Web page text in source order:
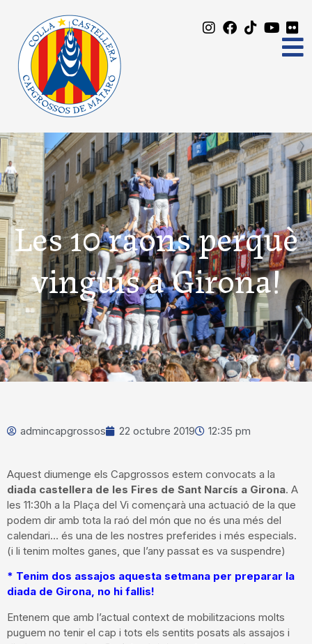
Les 10 raons perquè
vinguis a Girona!
admincapgrossos 22 octubre 2019 12:35 pm
Aquest diumenge els Capgrossos estem convocats a la
diada castellera de les Fires de Sant Narcís a Girona. A
les 11:30h a la Plaça del Vi començarà una actuació de la que
podem dir amb tota la raó del món que no és una més del
calendari… és una de les nostres preferides i més especials.
(i li tenim moltes ganes, que l’any passat es va suspendre)
* Tenim dos assajos aquesta setmana per preparar la
diada de Girona, no hi fallis!
Entenem que amb l’actual context de mobilitzacions molts
puguem no tenir el cap i tots els sentits posats als assajos i